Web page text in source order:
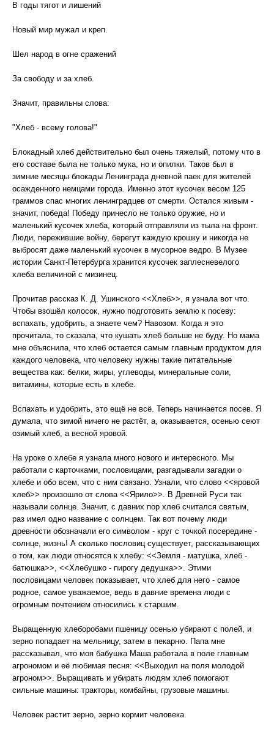
В годы тягот и лишений
Новый мир мужал и креп.
Шел народ в огне сражений
За свободу и за хлеб.
Значит, правильны слова:
"Хлеб - всему голова!"
Блокадный хлеб действительно был очень тяжелый, потому что в
его составе была не только мука, но и опилки. Таков был в
зимние месяцы блокады Ленинграда дневной паек для жителей
осажденного немцами города. Именно этот кусочек весом 125
граммов спас многих ленинградцев от смерти. Остался живым -
значит, победа! Победу принесло не только оружие, но и
маленький кусочек хлеба, который отправляли из тыла на фронт.
Люди, пережившие войну, берегут каждую крошку и никогда не
выбросят даже маленький кусочек в мусорное ведро. В Музее
истории Санкт-Петербурга хранится кусочек заплесневелого
хлеба величиной с мизинец.
Прочитав рассказ К. Д. Ушинского <<Хлеб>>, я узнала вот что.
Чтобы взошёл колосок, нужно подготовить землю к посеву:
вспахать, удобрить, а знаете чем? Навозом. Когда я это
прочитала, то сказала, что кушать хлеб больше не буду. Но мама
мне объяснила, что хлеб остается самым главным продуктом для
каждого человека, что человеку нужны такие питательные
вещества как: белки, жиры, углеводы, минеральные соли,
витамины, которые есть в хлебе.
Вспахать и удобрить, это ещё не всё. Теперь начинается посев. Я
думала, что зимой ничего не растёт, а, оказывается, осенью сеют
озимый хлеб, а весной яровой.
На уроке о хлебе я узнала много нового и интересного. Мы
работали с карточками, пословицами, разгадывали загадки о
хлебе и обо всем, что с ним связано. Узнали, что слово <<яровой
хлеб>> произошло от слова <<Ярило>>. В Древней Руси так
называли солнце. Значит, с давних пор хлеб считался святым,
раз имел одно название с солнцем. Так вот почему люди
древности обозначали его символом - круг с точкой посередине -
солнце, жизнь! А сколько пословиц существует, рассказывающих
о том, как люди относятся к хлебу: <<Земля - матушка, хлеб -
батюшка>>, <<Хлебушко - пирогу дедушка>>. Этими
пословицами человек показывает, что хлеб для него - самое
родное, самое уважаемое, ведь в давние времена люди с
огромным почтением относились к старшим.
Выращенную хлеборобами пшеницу осенью убирают с полей, и
зерно попадает на мельницу, затем в пекарню. Папа мне
рассказывал, что моя бабушка Маша работала в поле главным
агрономом и её любимая песня: <<Выходил на поля молодой
агроном>>. Выращивать и убирать людям хлеб помогают
сильные машины: тракторы, комбайны, грузовые машины.
Человек растит зерно, зерно кормит человека.